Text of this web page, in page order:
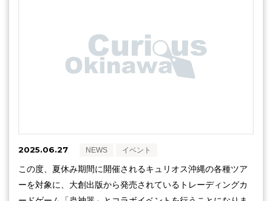
2025.06.27 NEWS イベント
この度、夏休み期間に開催されるキュリオス沖縄の各種ツア
ーを対象に、大創出版から発売されているトレーディングカ